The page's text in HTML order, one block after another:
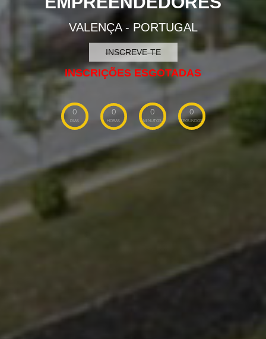
VALENÇA - PORTUGAL
INSCREVE-TE
INSCRIÇÕES ESGOTADAS
0
DIAS
0
HORAS
0
MINUTOS
0
SEGUNDOS